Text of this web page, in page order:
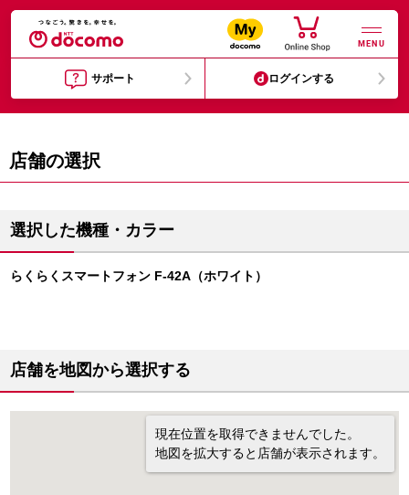
MENU
サポート ログインする
店舗の選択
選択した機種・カラー
らくらくスマートフォン F-42A（ホワイト）
店舗を地図から選択する
現在位置を取得できませんでした。
地図を拡大すると店舗が表示されます。